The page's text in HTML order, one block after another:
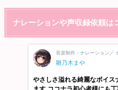
ナレーションや声収録依頼は